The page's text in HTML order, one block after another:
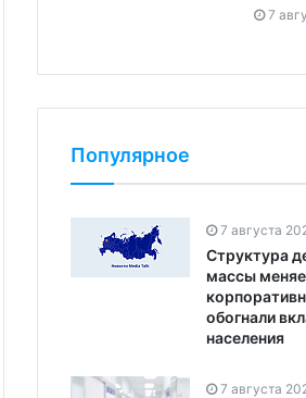
7
Популярное
7 августа
Структура
массы
обогнали
населения
7 августа